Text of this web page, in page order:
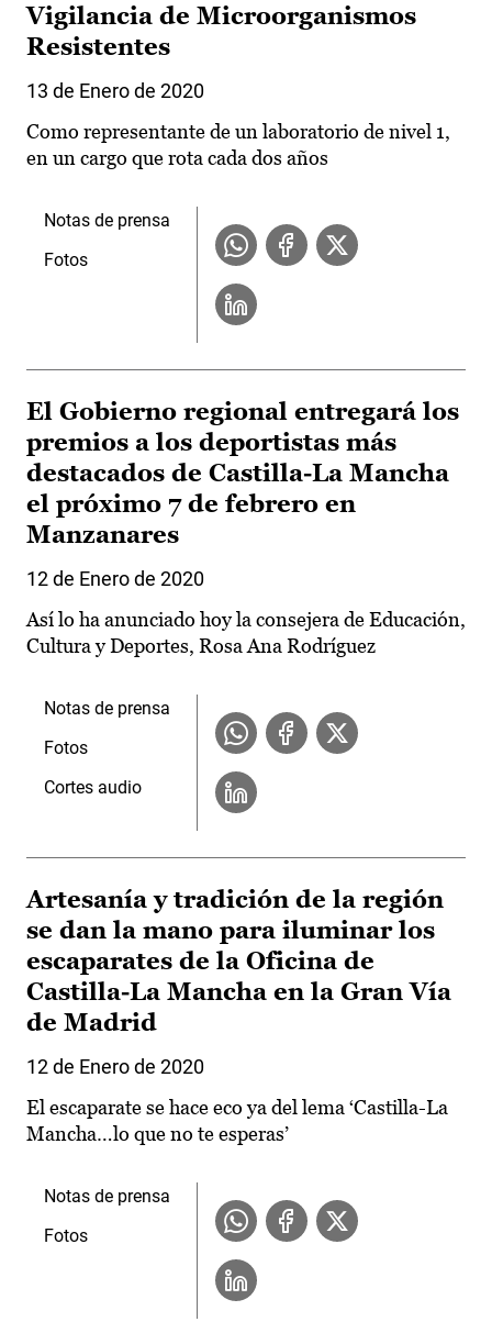
Vigilancia de Microorganismos
Resistentes
13 de Enero de 2020
Como representante de un laboratorio de nivel 1,
en un cargo que rota cada dos años
Notas de prensa
Fotos
El Gobierno regional entregará los
premios a los deportistas más
destacados de Castilla-La Mancha
el próximo 7 de febrero en
Manzanares
12 de Enero de 2020
Así lo ha anunciado hoy la consejera de Educación,
Cultura y Deportes, Rosa Ana Rodríguez
Notas de prensa
Fotos
Cortes audio
Artesanía y tradición de la región
se dan la mano para iluminar los
escaparates de la Oficina de
Castilla-La Mancha en la Gran Vía
de Madrid
12 de Enero de 2020
El escaparate se hace eco ya del lema ‘Castilla-La
Mancha…lo que no te esperas’
Notas de prensa
Fotos